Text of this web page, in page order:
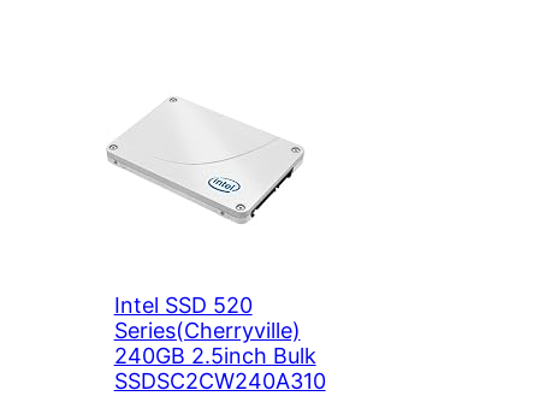
Intel SSD 520
Series(Cherryville)
240GB 2.5inch Bulk
SSDSC2CW240A310